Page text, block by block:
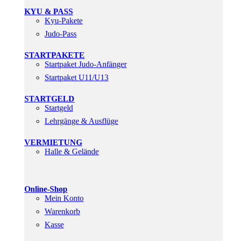
KYU & PASS
Kyu-Pakete
Judo-Pass
STARTPAKETE
Startpaket Judo-Anfänger
Startpaket U11/U13
STARTGELD
Startgeld
Lehrgänge & Ausflüge
VERMIETUNG
Halle & Gelände
Online-Shop
Mein Konto
Warenkorb
Kasse